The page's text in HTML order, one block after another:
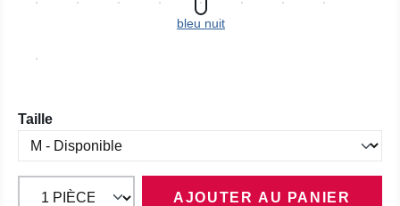
bleu nuit
Sélectionnez
Taille
AJOUTER AU PANIER